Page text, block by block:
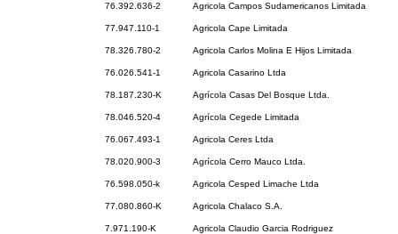
76.392.636-2 Agricola Campos Sudamericanos Limitada
77.947.110-1 Agricola Cape Limitada
78.326.780-2 Agricola Carlos Molina E Hijos Limitada
76.026.541-1 Agricola Casarino Ltda
78.187.230-K Agrícola Casas Del Bosque Ltda.
78.046.520-4 Agrícola Cegede Limitada
76.067.493-1 Agricola Ceres Ltda
78.020.900-3 Agrícola Cerro Mauco Ltda.
76.598.050-k Agricola Cesped Limache Ltda
77.080.860-K Agricola Chalaco S.A.
7.971.190-K Agricola Claudio Garcia Rodriguez